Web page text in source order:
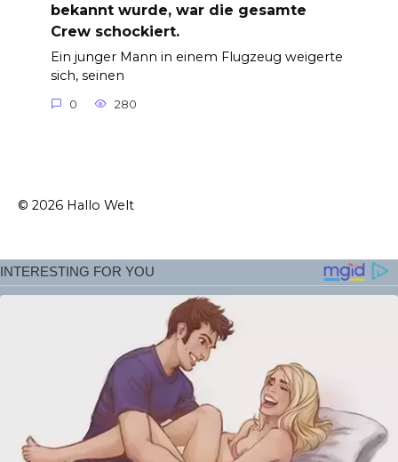
bekannt wurde, war die gesamte
Crew schockiert.
Ein junger Mann in einem Flugzeug weigerte
sich, seinen
0 280
© 2026 Hallo Welt